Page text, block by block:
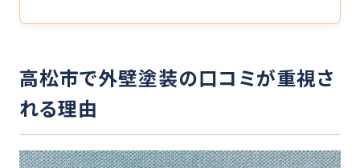
高松市で外壁塗装の口コミが重視さ
れる理由